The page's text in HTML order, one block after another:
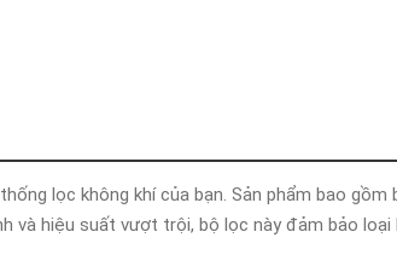
lọc không khí của bạn. Sản phẩm bao gồm
và hiệu suất vượt trội, bộ lọc này đảm bảo loại